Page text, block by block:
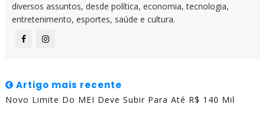
diversos assuntos, desde política, economia, tecnologia,
entretenimento, esportes, saúde e cultura.
Artigo mais recente
Novo Limite Do MEI Deve Subir Para Até R$ 140 Mil